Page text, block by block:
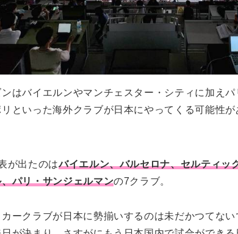
はバイエルンやマンチェスター・シティに加え
といった海外クラブが日本にやってくる可能性が
が出たのはバイエルン、バルセロナ、セルティッ
パリ・サンジェルマンの7クラブ。
ークラブが日本に勢揃いするのは未だかつてな